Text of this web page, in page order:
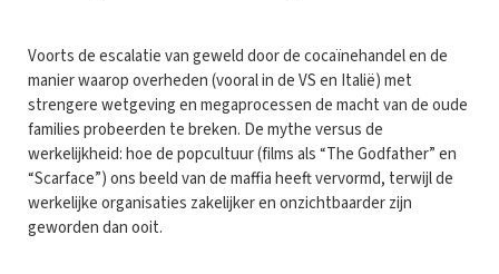
Voorts de escalatie van geweld door de cocaïnehandel en de
manier waarop overheden (vooral in de VS en Italië) met
strengere wetgeving en megaprocessen de macht van de oude
families probeerden te breken. De mythe versus de
werkelijkheid: hoe de popcultuur (films als “The Godfather” en
“Scarface”) ons beeld van de maffia heeft vervormd, terwijl de
werkelijke organisaties zakelijker en onzichtbaarder zijn
geworden dan ooit.